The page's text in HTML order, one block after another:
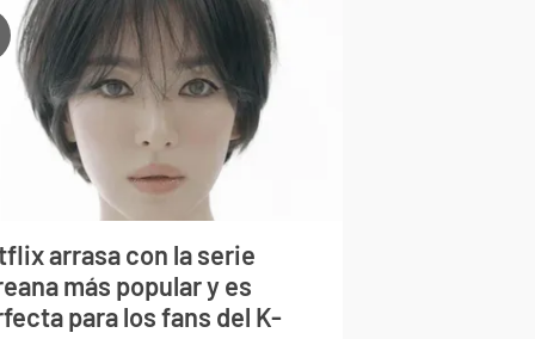
arrasa con la serie
más popular y es
para los fans del K-